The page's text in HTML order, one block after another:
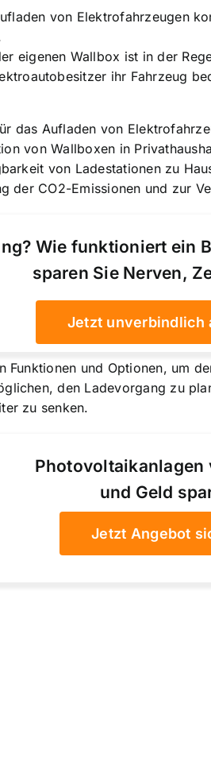
von Elektrofahrzeugen
eigenen Wallbox ist in der
ihr Fahrzeug
das Aufladen von
von Wallboxen in
von Ladestationen zu
der CO2-Emissionen und zur
Wie funktioniert ein
sparen Sie Nerven,
Jetzt unverbindlich
Funktionen und Optionen, um
den Ladevorgang zu
zu senken.
Photovoltaikanlagen
und Geld
Jetzt Angebot